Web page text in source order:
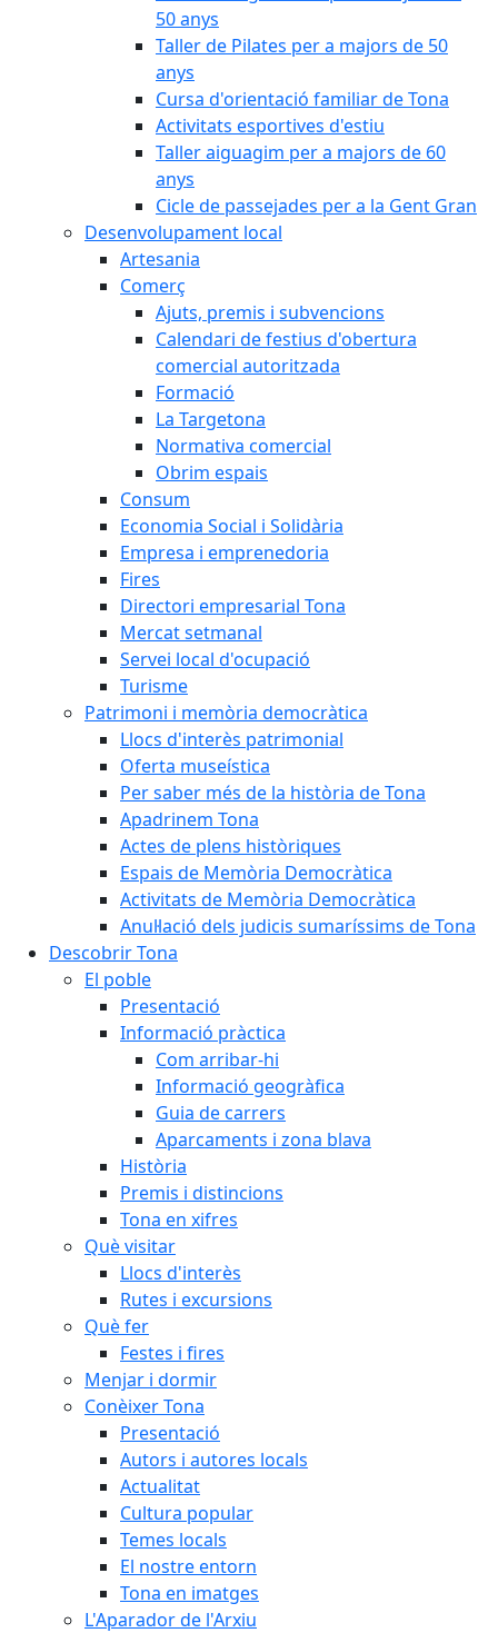
50 anys
Taller de Pilates per a majors de 50
anys
Cursa d'orientació familiar de Tona
Activitats esportives d'estiu
Taller aiguagim per a majors de 60
anys
Cicle de passejades per a la Gent Gran
Desenvolupament local
Artesania
Comerç
Ajuts, premis i subvencions
Calendari de festius d'obertura
comercial autoritzada
Formació
La Targetona
Normativa comercial
Obrim espais
Consum
Economia Social i Solidària
Empresa i emprenedoria
Fires
Directori empresarial Tona
Mercat setmanal
Servei local d'ocupació
Turisme
Patrimoni i memòria democràtica
Llocs d'interès patrimonial
Oferta museística
Per saber més de la història de Tona
Apadrinem Tona
Actes de plens històriques
Espais de Memòria Democràtica
Activitats de Memòria Democràtica
Anul·lació dels judicis sumaríssims de Tona
Descobrir Tona
El poble
Presentació
Informació pràctica
Com arribar-hi
Informació geogràfica
Guia de carrers
Aparcaments i zona blava
Història
Premis i distincions
Tona en xifres
Què visitar
Llocs d'interès
Rutes i excursions
Què fer
Festes i fires
Menjar i dormir
Conèixer Tona
Presentació
Autors i autores locals
Actualitat
Cultura popular
Temes locals
El nostre entorn
Tona en imatges
L'Aparador de l'Arxiu